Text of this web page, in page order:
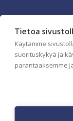
Tietoa
Käytämme
suorituskykyä ja
parantaaksemme